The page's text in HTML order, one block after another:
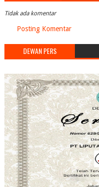
Tidak ada komentar
Posting Komentar
DEWAN PERS